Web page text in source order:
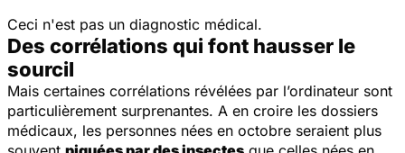
Ceci n'est pas un diagnostic médical.
Des corrélations qui font hausser le
sourcil
Mais certaines corrélations révélées par l’ordinateur sont
particulièrement surprenantes. A en croire les dossiers
médicaux, les personnes nées en octobre seraient plus